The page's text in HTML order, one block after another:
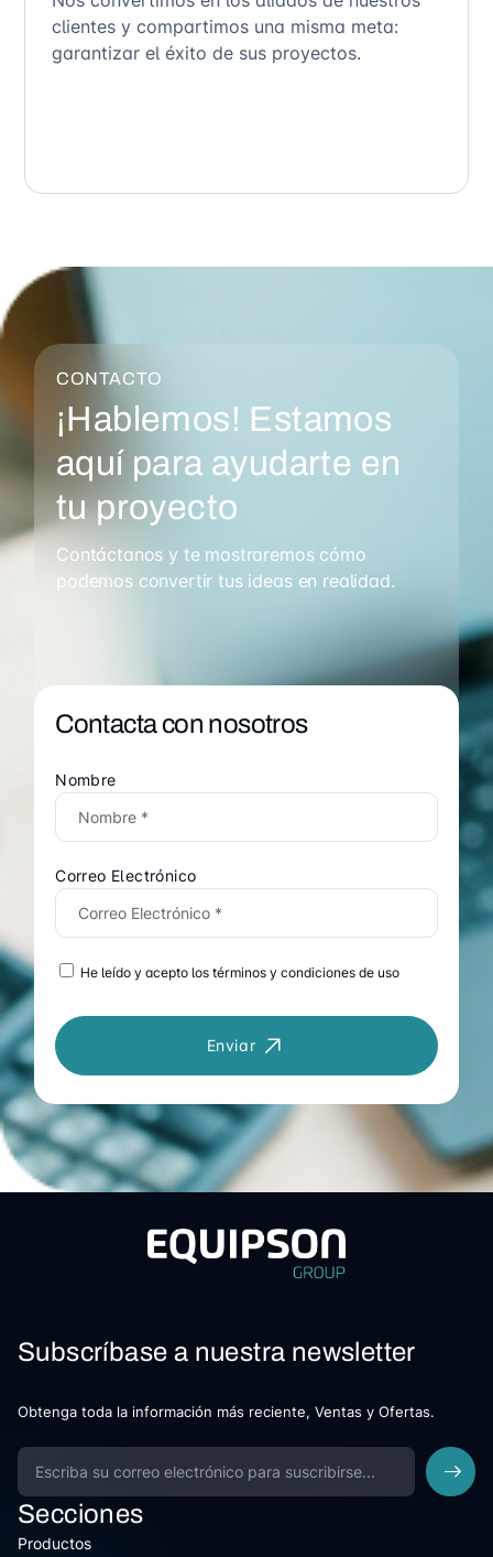
clientes y compartimos una misma meta:
garantizar el éxito de sus proyectos.
CONTACTO
¡Hablemos! Estamos
aquí para ayudarte en
tu proyecto
Contáctanos y te mostraremos cómo
podemos convertir tus ideas en realidad.
Contacta con nosotros
Nombre
Correo Electrónico
He leído y acepto los términos y condiciones de uso
Enviar
Subscríbase a nuestra newsletter
Obtenga toda la información más reciente, Ventas y Ofertas.
Secciones
Productos